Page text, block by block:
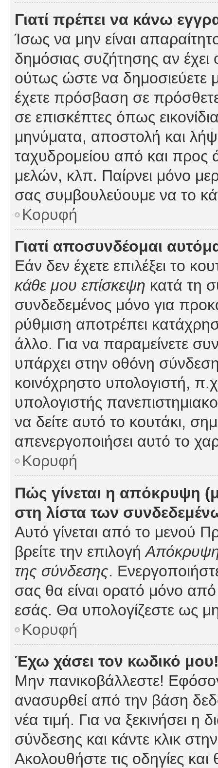
Γιατί πρέπει να κάνω
Ίσως να μην είναι
δημόσιας συζήτησης αν έχει
ούτως ώστε να δημοσιεύετε
έχετε πρόσβαση σε
σε επισκέπτες όπως
μηνύματα, αποστολή και
ταχυδρομείου από και προς
μελών, κλπ. Παίρνει μόνο
σας συμβουλεύουμε να το
Κορυφή
Γιατί αποσυνδέομαι
Εάν δεν έχετε επιλέξει το
κάθε μου επίσκεψη κατά τη
συνδεδεμένος μόνο για
ρύθμιση αποτρέπει
άλλο. Για να παραμείνετε
υπάρχει στην οθόνη
κοινόχρηστο υπολογιστή,
υπολογιστής
να δείτε αυτό το κουτάκι,
απενεργοποιήσει αυτό το
Κορυφή
Πώς γίνεται η απόκρυψη
στη λίστα των
Αυτό γίνεται από το μενού
βρείτε την επιλογήΑπόκρυψη
της σύνδεσης.
σας θα είναι ορατό μόνο από
εσάς. Θα υπολογίζεστε ως
Κορυφή
Έχω χάσει τον κωδικό
Μην πανικοβάλλεστε!
ανασυρθεί από την βάση
νέα τιμή. Για να ξεκινήσει η
σύνδεσης και κάντε κλικ
Ακολουθήστε τις οδηγίες